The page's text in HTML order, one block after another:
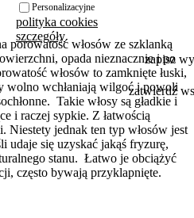
porowatość włosów ze szklanką
opada nieznacznie i po
włosów to zamknięte łuski,
wolno wchłaniają wilgoć i powoli
Takie włosy są gładkie i
i raczej sypkie. Z łatwością
Niestety jednak ten typ włosów jest
udaje się uzyskać jakąś fryzurę,
stanu. Łatwo je obciążyć
często bywają przyklapnięte.
Personalizacyjne
polityka cookies
szczegóły
zapisz
zatwierdź